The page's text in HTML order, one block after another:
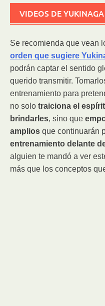
VIDEOS DE
Se recomienda que vean
orden que sugiere
podrán captar el sentido
querido transmitir.
entrenamiento para
no solo traiciona el
brindarles, sino que
amplios que continuarán
entrenamiento delante
alguien te mandó a ver
más que los conceptos